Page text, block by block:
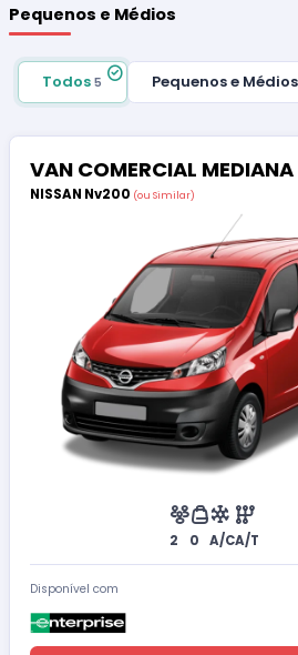
Pequenos e Médios
Todos5 Pequenos e Médios
VAN COMERCIAL MEDIANA
NISSAN Nv200 (ou Similar)
2 0 A/CA/T
Disponível com